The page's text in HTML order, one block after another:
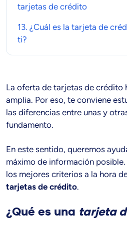
tarjetas de crédito
13. ¿Cuál es la tarjeta de
ti?
La oferta de tarjetas de crédito
amplia. Por eso, te conviene
las diferencias entre unas y
fundamento.
En este sentido, queremos
máximo de información
los mejores criterios a la hora
tarjetas de crédito.
¿Qué es una tarjeta